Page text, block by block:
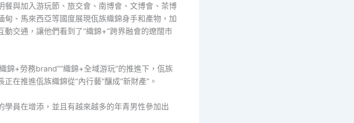
餐與加入游玩節、旅交會、南博會、文博會、茶博
甸、馬來西亞等國度展現佤族織錦身手和產物，加
交通，讓他們看到了“織錦+”跨界融會的遼闊市
錦+勞務brand”“織錦+全域游玩”的推進下，佤族
在推進佤族織錦從“內行藝”釀成“新財產”。
員在增添，並且有越來越多的年青男性參加出